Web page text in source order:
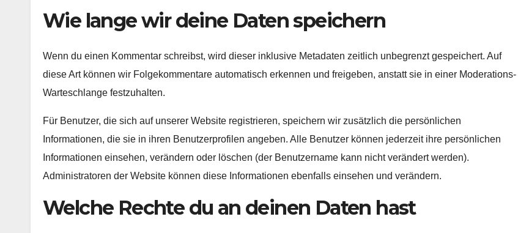
Wie lange wir deine Daten speichern
Wenn du einen Kommentar schreibst, wird dieser inklusive Metadaten zeitlich unbegrenzt gespeichert. Auf
diese Art können wir Folgekommentare automatisch erkennen und freigeben, anstatt sie in einer Moderations-
Warteschlange festzuhalten.
Für Benutzer, die sich auf unserer Website registrieren, speichern wir zusätzlich die persönlichen
Informationen, die sie in ihren Benutzerprofilen angeben. Alle Benutzer können jederzeit ihre persönlichen
Informationen einsehen, verändern oder löschen (der Benutzername kann nicht verändert werden).
Administratoren der Website können diese Informationen ebenfalls einsehen und verändern.
Welche Rechte du an deinen Daten hast